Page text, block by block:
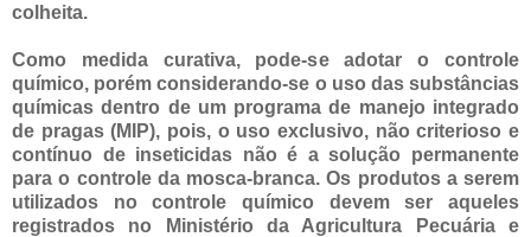
colheita.
Como medida curativa, pode-se adotar o controle
químico, porém considerando-se o uso das substâncias
químicas dentro de um programa de manejo integrado
de pragas (MIP), pois, o uso exclusivo, não criterioso e
contínuo de inseticidas não é a solução permanente
para o controle da mosca-branca. Os produtos a serem
utilizados no controle químico devem ser aqueles
registrados no Ministério da Agricultura Pecuária e